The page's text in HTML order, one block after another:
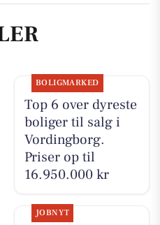
BOLIGMARKED
Top 6 over dyreste
boliger til salg i
Vordingborg.
Priser op til
16.950.000 kr
JOBNYT